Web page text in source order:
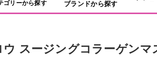
ゴリーから探す
ブランドから探す
スージングコラーゲンマ